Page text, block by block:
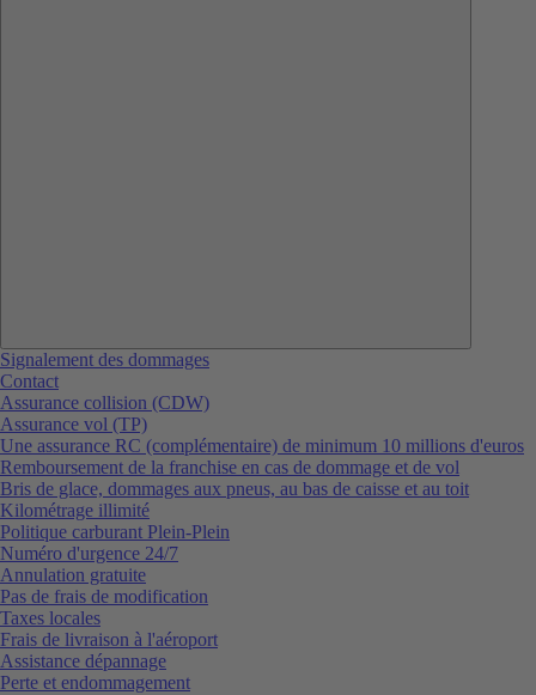
Signalement des dommages
Contact
Assurance collision (CDW)
Assurance vol (TP)
Une assurance RC (complémentaire) de minimum 10 millions d'euros
Remboursement de la franchise en cas de dommage et de vol
Bris de glace, dommages aux pneus, au bas de caisse et au toit
Kilométrage illimité
Politique carburant Plein-Plein
Numéro d'urgence 24/7
Annulation gratuite
Pas de frais de modification
Taxes locales
Frais de livraison à l'aéroport
Assistance dépannage
Perte et endommagement